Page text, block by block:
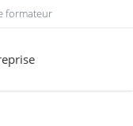
formateur